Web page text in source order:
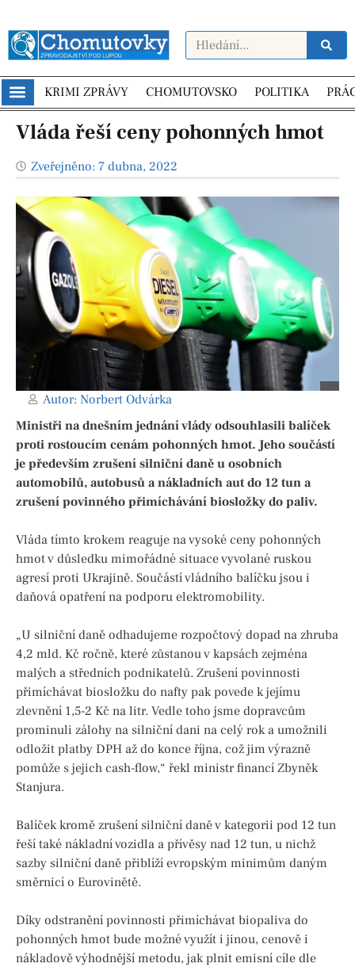
KRIMI ZPRÁVY CHOMUTOVSKO POLITIKA
Vláda řeší ceny pohonných hmot
Zveřejněno: 7 dubna, 2022
Autor: Norbert Odvárka
Ministři na dnešním jednání vlády odsouhlasili balíček
proti rostoucím cenám pohonných hmot. Jeho součástí
je především zrušení silniční daně u osobních
automobilů, autobusů a nákladních aut do 12 tun a
zrušení povinného přimíchávání biosložky do paliv.
Vláda tímto krokem reaguje na vysoké ceny pohonných
hmot v důsledku mimořádné situace vyvolané ruskou
agresí proti Ukrajině. Součástí vládního balíčku jsou i
daňová opatření na podporu elektromobility.
„U silniční daně odhadujeme rozpočtový dopad na zhruba
4,2 mld. Kč ročně, které zůstanou v kapsách zejména
malých a středních podnikatelů. Zrušení povinnosti
přimíchávat biosložku do nafty pak povede k jejímu
zlevnění 1,5-2 Kč na litr. Vedle toho jsme dopravcům
prominuli zálohy na silniční dani na celý rok a umožnili
odložit platby DPH až do konce října, což jim výrazně
pomůže s jejich cash-flow,“ řekl ministr financí Zbyněk
Stanjura.
Balíček kromě zrušení silniční daně v kategorii pod 12 tun
řeší také nákladní vozidla a přívěsy nad 12 tun, u nichž
sazby silniční daně přiblíží evropským minimům daným
směrnicí o Eurovinětě.
Díky odstranění povinnosti přimíchávat biopaliva do
pohonných hmot bude možné využít i jinou, cenově i
nákladově výhodnější metodu, jak plnit emisní cíle dle